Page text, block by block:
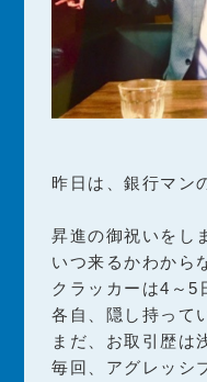
昨日は、銀行マン
昇進の御祝いをし
いつ来るかわから
クラッカーは4～5
各自、隠し持って
まだ、お取引歴は
毎回、アグレッシ